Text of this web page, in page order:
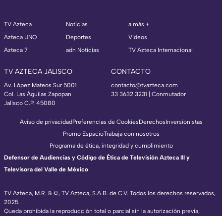
TV Azteca
Azteca UNO
Azteca 7
Noticias
Deportes
adn Noticias
a más +
Videos
TV Azteca Internacional
TV AZTECA JALISCO
Av. López Mateos Sur 5001
Col. Las Águilas Zapopan
Jalisco C.P. 45080
CONTACTO
contacto@tvazteca.com
33 3632 3231 | Conmutador
TV Azteca, M.R. & ©, TV Azteca, S.A.B. de C.V. Todos los derechos reservados,
2025.
Queda prohibida la reproducción total o parcial sin la autorización previa,
Aviso de privacidadPreferencias de CookiesDerechosInversionistas
Promo EspacioTrabaja con nosotros
Programa de ética, integridad y cumplimiento
Defensor de Audiencias y Código de Ética de Televisión Azteca III y
Televisora del Valle de México